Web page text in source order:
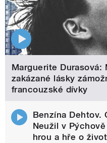
Marguerite Durasová:
zakázané lásky
francouzské dívky
Benzína Dehtov.
Neužil v
hrou a hře o život